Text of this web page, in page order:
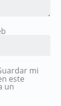
mi
este
un